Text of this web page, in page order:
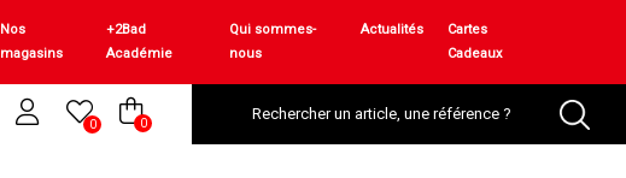
Nos
magasins
+2Bad
Académie
Qui sommes-
nous
Actualités
Cartes
Cadeaux
0 0